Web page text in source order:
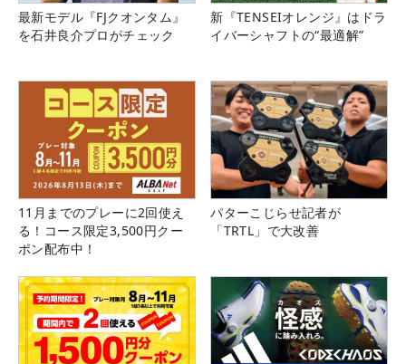
最新モデル『FJクオンタム』
を石井良介プロがチェック
新『TENSEIオレンジ』はドラ
イバーシャフトの“最適解”
11月までのプレーに2回使え
る！コース限定3,500円クー
ポン配布中！
パターこじらせ記者が
「TRTL」で大改善